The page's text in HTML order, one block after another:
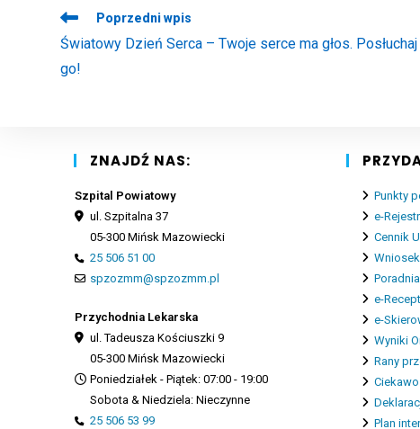
Read
more
articles
Poprzedni wpis
Światowy Dzień Serca – Twoje serce ma głos. Posłuchaj
go!
ZNAJDŹ NAS:
Szpital Powiatowy
ul. Szpitalna 37
05-300 Mińsk Mazowiecki
25 506 51 00
spzozmm@spzozmm.pl
Przychodnia Lekarska
ul. Tadeusza Kościuszki 9
05-300 Mińsk Mazowiecki
Poniedziałek - Piątek: 07:00 - 19:00
Sobota & Niedziela: Nieczynne
25 506 53 99
Punkty
e-
Cennik
e-
e-
Wyniki
Rany
Plan